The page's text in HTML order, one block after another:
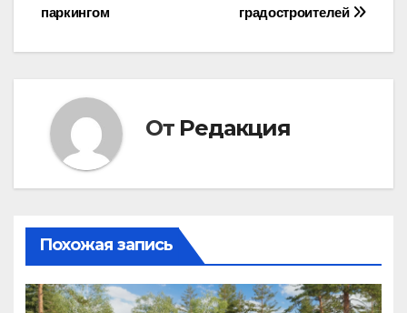
записям градостроителей
паркингом
От Редакция
Похожая запись